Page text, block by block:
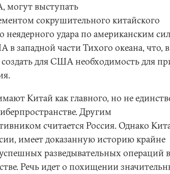
выступать
сокрушительного китайского
неядерного удара по американским
западной части Тихого океана, что,
для США необходимость для
Китай как главного, но не
Другим
считается Россия. Однако
имеет доказанную историю крайне
разведывательных операций в
Речь идет о похищении